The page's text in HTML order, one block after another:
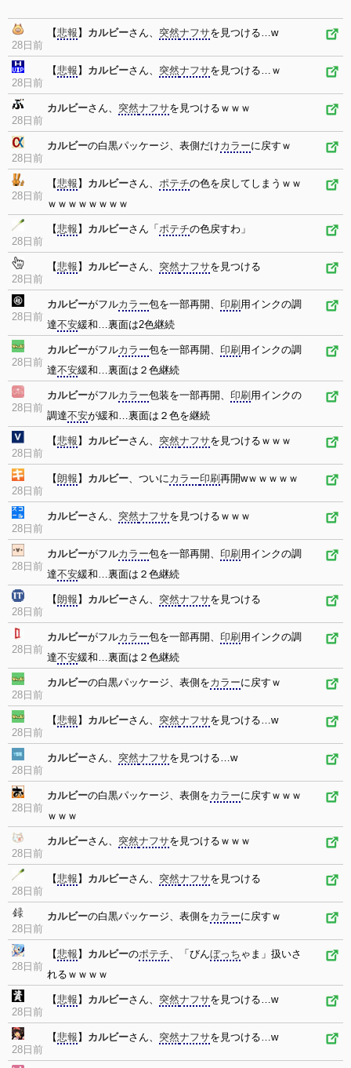
28日前
【悲報 】 カルビーさん、 突然ナフサを見つける…w
28日前
【悲報 】 カルビーさん、 突然ナフサを見つける…ｗ
28日前
カルビーさん、 突然ナフサを見つけるｗｗｗ
28日前
カルビーの白黒パッケージ、表側だけカラーに戻すｗ
28日前
【悲報 】 カルビーさん、 ポテチの色を戻してしまうｗｗ
ｗｗｗｗｗｗｗｗ
28日前
【悲報 】 カルビーさん「 ポテチの色戻すわ」
28日前
【悲報 】 カルビーさん、 突然ナフサを見つける
28日前
カルビーがフルカラー包を一部再開、 印刷 用インクの調
達不安緩和…裏面は2色継続
28日前
カルビーがフルカラー包を一部再開、 印刷 用インクの調
達不安緩和…裏面は２色継続
28日前
カルビーがフルカラー包装を一部再開、 印刷 用インクの
調達不安が緩和…裏面は２色を継続
28日前
【悲報 】 カルビーさん、 突然ナフサを見つけるｗｗｗ
28日前
【朗報 】 カルビー、ついにカラー印刷 再開wｗｗｗｗｗ
28日前
カルビーさん、 突然ナフサを見つけるｗｗｗ
28日前
カルビーがフルカラー包を一部再開、 印刷 用インクの調
達不安緩和…裏面は２色継続
28日前
【朗報 】 カルビーさん、 突然ナフサを見つける
28日前
カルビーがフルカラー包を一部再開、 印刷 用インクの調
達不安緩和…裏面は２色継続
28日前
カルビーの白黒パッケージ、表側をカラーに戻すｗ
28日前
【悲報 】 カルビーさん、 突然ナフサを見つける…w
28日前
カルビーさん、 突然ナフサを見つける…w
28日前
カルビーの白黒パッケージ、表側をカラーに戻すｗｗｗ
ｗｗｗ
28日前
カルビーさん、 突然ナフサを見つけるｗｗｗ
28日前
【悲報 】 カルビーさん、 突然ナフサを見つける
28日前
カルビーの白黒パッケージ、表側をカラーに戻すｗ
28日前
【悲報 】 カルビーのポテチ、「びんぼっちゃま」扱いさ
れるｗｗｗｗ
28日前
【悲報 】 カルビーさん、 突然ナフサを見つける…w
28日前
【悲報 】 カルビーさん、 突然ナフサを見つける…w